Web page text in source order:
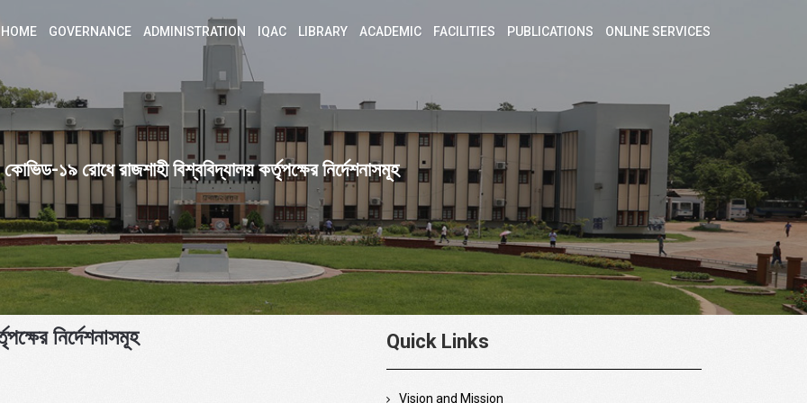
HOME GOVERNANCE ADMINISTRATION IQAC LIBRARY ACADEMIC FACILITIES PUBLICATIONS ONLINE SERVICES
কোভিড-১৯ রোধে রাজশাহী বিশ্ববিদ্যালয় কর্তৃপক্ষের নির্দেশনাসমূহ
নির্দেশনাসমূহ Quick Links
Vision and Mission